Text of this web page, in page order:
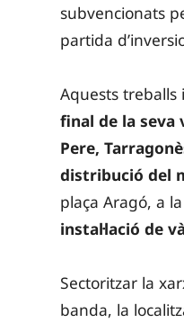
subvencionats
partida
Aquests treballs
final de la seva
Pere,
distribució del
plaça Aragó, a
instal·lació de
Sectoritzar la
banda, la